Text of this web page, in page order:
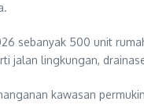
sebanyak 500 unit
jalan lingkungan,
kawasan